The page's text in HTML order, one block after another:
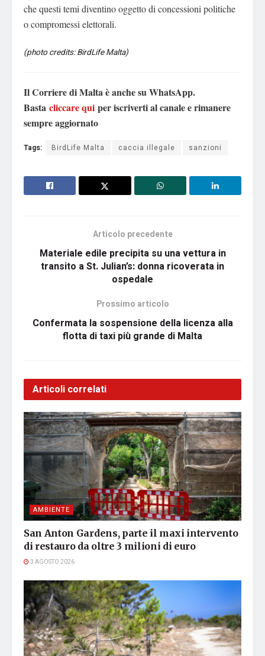
che questi temi diventino oggetto di concessioni politiche
o compromessi elettorali.
(photo credits: BirdLife Malta)
Il Corriere di Malta è anche su WhatsApp.
Basta cliccare qui per iscriverti al canale e rimanere
sempre aggiornato
Tags: BirdLife Malta caccia illegale sanzioni
Articolo precedente
Materiale edile precipita su una vettura in
transito a St. Julian’s: donna ricoverata in
ospedale
Prossimo articolo
Confermata la sospensione della licenza alla
flotta di taxi più grande di Malta
Articoli correlati
AMBIENTE
San Anton Gardens, parte il maxi intervento
di restauro da oltre 3 milioni di euro
3 AGOSTO 2026